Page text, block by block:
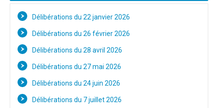
Délibérations du 22 janvier 2026
Délibérations du 26 février 2026
Délibérations du 28 avril 2026
Délibérations du 27 mai 2026
Délibérations du 24 juin 2026
Délibérations du 7 juillet 2026